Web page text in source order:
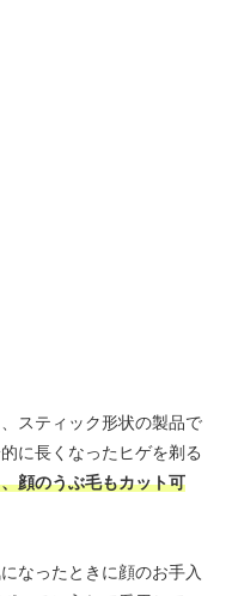
スティック形状の製品で
に長くなったヒゲを剃る
顔のうぶ毛もカット可
なったときに顔のお手入